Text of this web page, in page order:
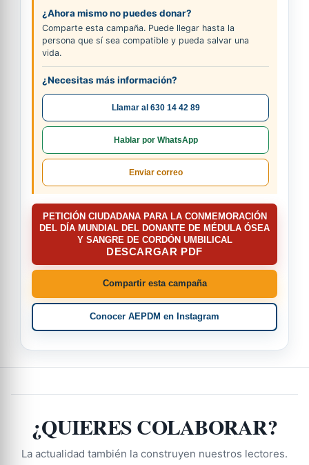
¿Ahora mismo no puedes donar?
Comparte esta campaña. Puede llegar hasta la
persona que sí sea compatible y pueda salvar una
vida.
¿Necesitas más información?
Llamar al 630 14 42 89
Hablar por WhatsApp
Enviar correo
PETICIÓN CIUDADANA PARA LA CONMEMORACIÓN
DEL DÍA MUNDIAL DEL DONANTE DE MÉDULA ÓSEA
Y SANGRE DE CORDÓN UMBILICAL
DESCARGAR PDF
Compartir esta campaña
Conocer AEPDM en Instagram
¿QUIERES COLABORAR?
La actualidad también la construyen nuestros lectores.